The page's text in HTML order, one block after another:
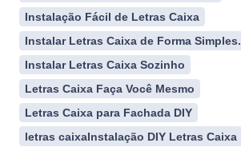
Instalação Fácil de Letras Caixa
Instalar Letras Caixa de Forma Simples.
Instalar Letras Caixa Sozinho
Letras Caixa Faça Você Mesmo
Letras Caixa para Fachada DIY
letras caixaInstalação DIY Letras Caixa